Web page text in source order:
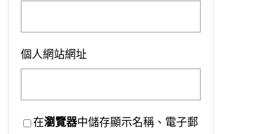
個人網站網址
在瀏覽器中儲存顯示名稱、電子郵